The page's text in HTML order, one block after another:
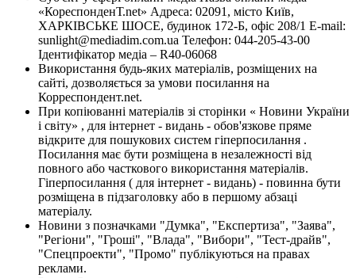
«КореспонденТ.net» Адреса: 02091, місто Київ,
ХАРКІВСЬКЕ ШОСЕ, будинок 172-Б, офіс 208/1 E-mail:
sunlight@mediadim.com.ua Телефон: 044-205-43-00
Ідентифікатор медіа – R40-06068
Використання будь-яких матеріалів, розміщених на
сайті, дозволяється за умови посилання на
Корреспондент.net.
При копіюванні матеріалів зі сторінки « Новини України
і світу» , для інтернет - видань - обов'язкове пряме
відкрите для пошукових систем гіперпосилання .
Посилання має бути розміщена в незалежності від
повного або часткового використання матеріалів.
Гіперпосилання ( для інтернет - видань) - повинна бути
розміщена в підзаголовку або в першому абзаці
матеріалу.
Новини з позначками "Думка", "Експертиза", "Заява",
"Регіони", "Гроші", "Влада", "Вибори", "Тест-драйв",
"Спецпроекти", "Промо" публікуються на правах
реклами.